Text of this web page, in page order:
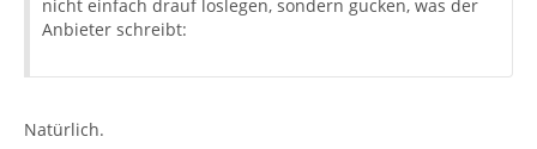
nicht einfach drauf loslegen, sondern gucken, was der
Anbieter schreibt:
Natürlich.